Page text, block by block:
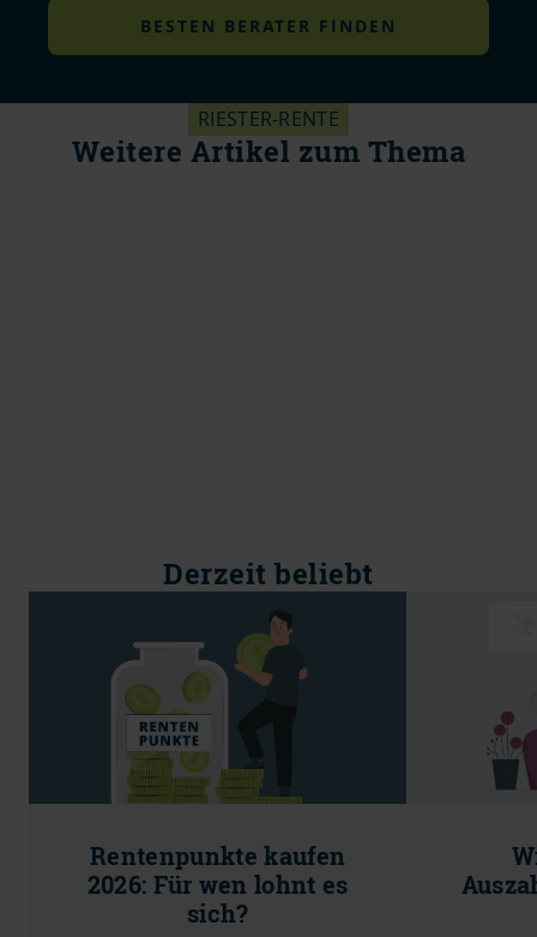
BESTEN BERATER FINDEN
RIESTER-RENTE
Weitere Artikel zum Thema
Derzeit beliebt
Rentenpunkte kaufen
2026: Für wen lohnt es
sich?